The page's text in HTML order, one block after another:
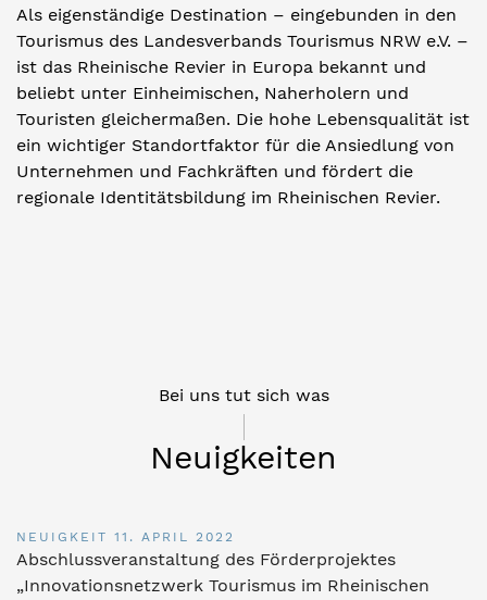
Als eigenständige Destination – eingebunden in den
Tourismus des Landesverbands Tourismus NRW e.V. –
ist das Rheinische Revier in Europa bekannt und
beliebt unter Einheimischen, Naherholern und
Touristen gleichermaßen. Die hohe Lebensqualität ist
ein wichtiger Standortfaktor für die Ansiedlung von
Unternehmen und Fachkräften und fördert die
regionale Identitätsbildung im Rheinischen Revier.
Bei uns tut sich was
Neuigkeiten
NEUIGKEIT 11. APRIL 2022
Abschlussveranstaltung des Förderprojektes
„Innovationsnetzwerk Tourismus im Rheinischen